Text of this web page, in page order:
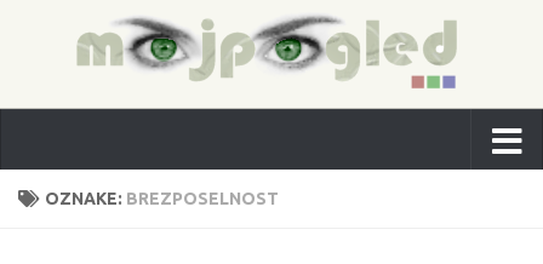
OZNAKE: BREZPOSELNOST